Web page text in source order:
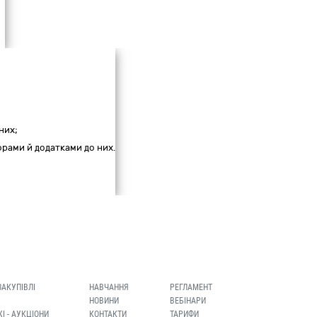
й додатками до них.
- АУКЦІОНИ
НАВЧАННЯ
НОВИНИ
КОНТАКТИ
РЕГЛАМЕНТ
ВЕБІНАРИ
ТАРИФИ